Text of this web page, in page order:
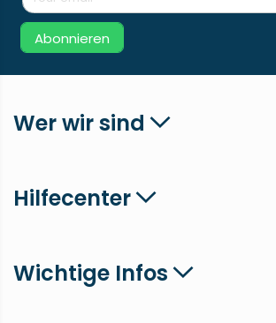
Abonnieren
Wer wir sind
Hilfecenter
Wichtige Infos